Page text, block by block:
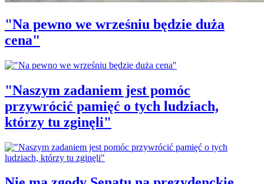
"Na pewno we wrześniu będzie duża
cena"
"Naszym zadaniem jest pomóc
przywrócić pamięć o tych ludziach,
którzy tu zginęli"